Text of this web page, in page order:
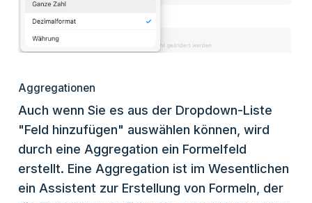
Aggregationen
Auch wenn Sie es aus der Dropdown-Liste
"Feld hinzufügen" auswählen können, wird
durch eine Aggregation ein Formelfeld
erstellt. Eine Aggregation ist im Wesentlichen
ein Assistent zur Erstellung von Formeln, der